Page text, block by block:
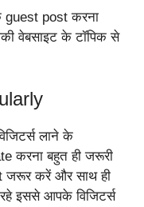
post करना
वेबसाइट के टॉपिक से
लाने के
करना बहुत ही जरूरी
जरूर करें और साथ ही
इससे आपके विजिटर्स